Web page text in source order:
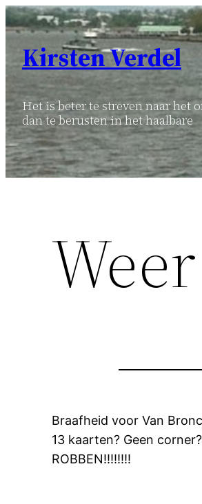
Ga
naar
inhoud
Kirsten Verdel
Het is beter te streven naar het
dan te berusten in het haalbare
Braafheid voor Van
13 kaarten? Geen
ROBBEN!!!!!!!!